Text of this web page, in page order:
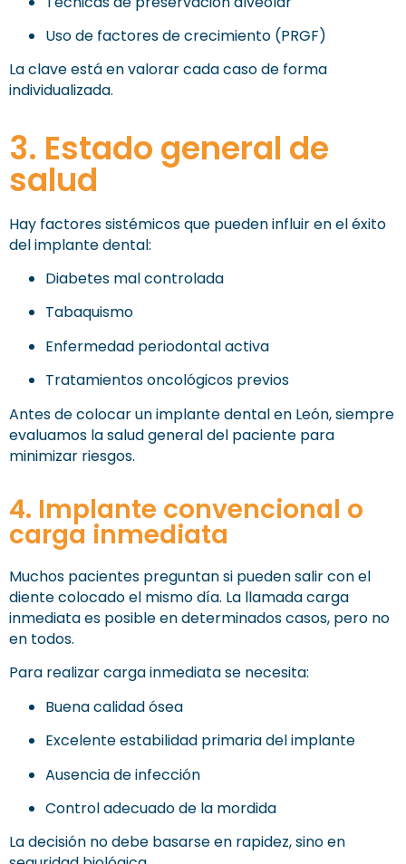
Uso de factores de crecimiento (PRGF)
La clave está en valorar cada caso de forma
individualizada.
3. Estado general de
salud
Hay factores sistémicos que pueden influir en el éxito
del implante dental:
Diabetes mal controlada
Tabaquismo
Enfermedad periodontal activa
Tratamientos oncológicos previos
Antes de colocar un implante dental en León, siempre
evaluamos la salud general del paciente para
minimizar riesgos.
4. Implante convencional o
carga inmediata
Muchos pacientes preguntan si pueden salir con el
diente colocado el mismo día. La llamada carga
inmediata es posible en determinados casos, pero no
en todos.
Para realizar carga inmediata se necesita:
Buena calidad ósea
Excelente estabilidad primaria del implante
Ausencia de infección
Control adecuado de la mordida
La decisión no debe basarse en rapidez, sino en